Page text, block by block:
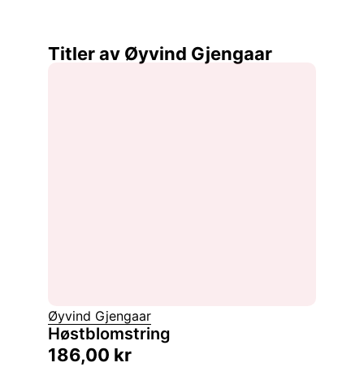
Titler av Øyvind Gjengaar
Øyvind Gjengaar
Høstblomstring
186,00 kr